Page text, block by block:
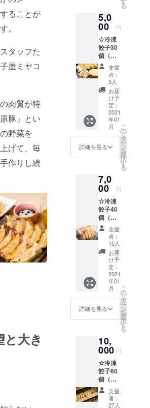
ることが
。
タッフた
屋ミヤコ
肉質が特
豚」とい
野菜を
げて、毎
作りし続
大き
る
5,0
00 円
☆冷凍
餃子30
個（レ
モン餃
子15
個、京
丹波本
しめじ
餃子15
個） ☆
まめふ
くボー
ルペン
☆レモ
ンまめ
ふく
プペン
支援
者：
5人
お届
け予
定：
2021
年01
月
詳細を見る
こ
の
リ
タ
ー
ン
を
選
択
す
る
7,0
00 円
☆冷凍
餃子40
個（レ
モン餃
子20
個、京
丹波本
しめじ
餃子20
個） ☆
まめふ
くの
おっき
な布ブ
クロ１
枚
支援
者：
15人
お届
け予
定：
2021
年01
月
詳細を見る
こ
の
リ
タ
ー
ン
を
選
択
す
る
10,
000 円
☆冷凍
餃子60
個（レ
モン餃
子20
個、京
支援
者：
27人